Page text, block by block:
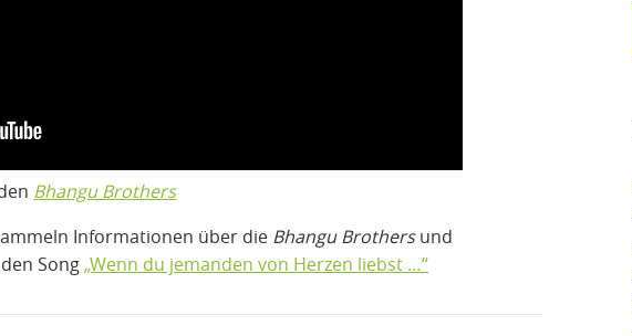
Bhangu Brothers
Informationen über die Bhangu Brothersund
Song„Wenn du jemanden von Herzen liebst …“